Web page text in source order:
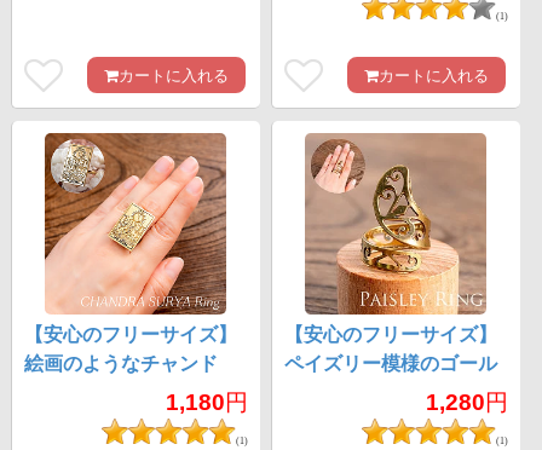
カートに入れる
(1)
カートに入れる
【安心のフリーサイズ】
絵画のようなチャンド
ラ・スーリヤ ゴールド
1,180円
(1)
【安心のフリーサイズ】
ペイズリー模様のゴール
1,280円
(1)